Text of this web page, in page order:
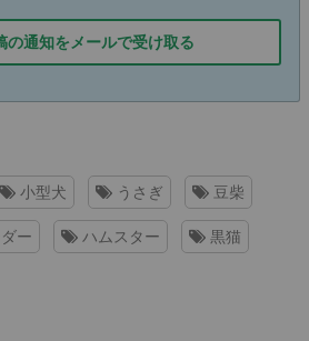
の通知をメールで受け取る
小型犬 うさぎ 豆柴
ー ハムスター 黒猫